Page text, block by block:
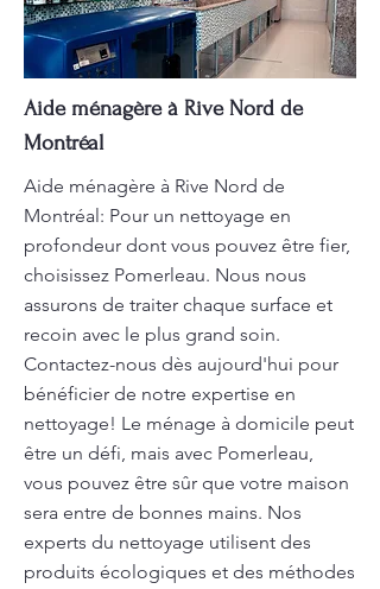
Aide ménagère à Rive Nord de
Montréal
Aide ménagère à Rive Nord de
Montréal: Pour un nettoyage en
profondeur dont vous pouvez être fier,
choisissez Pomerleau. Nous nous
assurons de traiter chaque surface et
recoin avec le plus grand soin.
Contactez-nous dès aujourd'hui pour
bénéficier de notre expertise en
nettoyage! Le ménage à domicile peut
être un défi, mais avec Pomerleau,
vous pouvez être sûr que votre maison
sera entre de bonnes mains. Nos
experts du nettoyage utilisent des
produits écologiques et des méthodes